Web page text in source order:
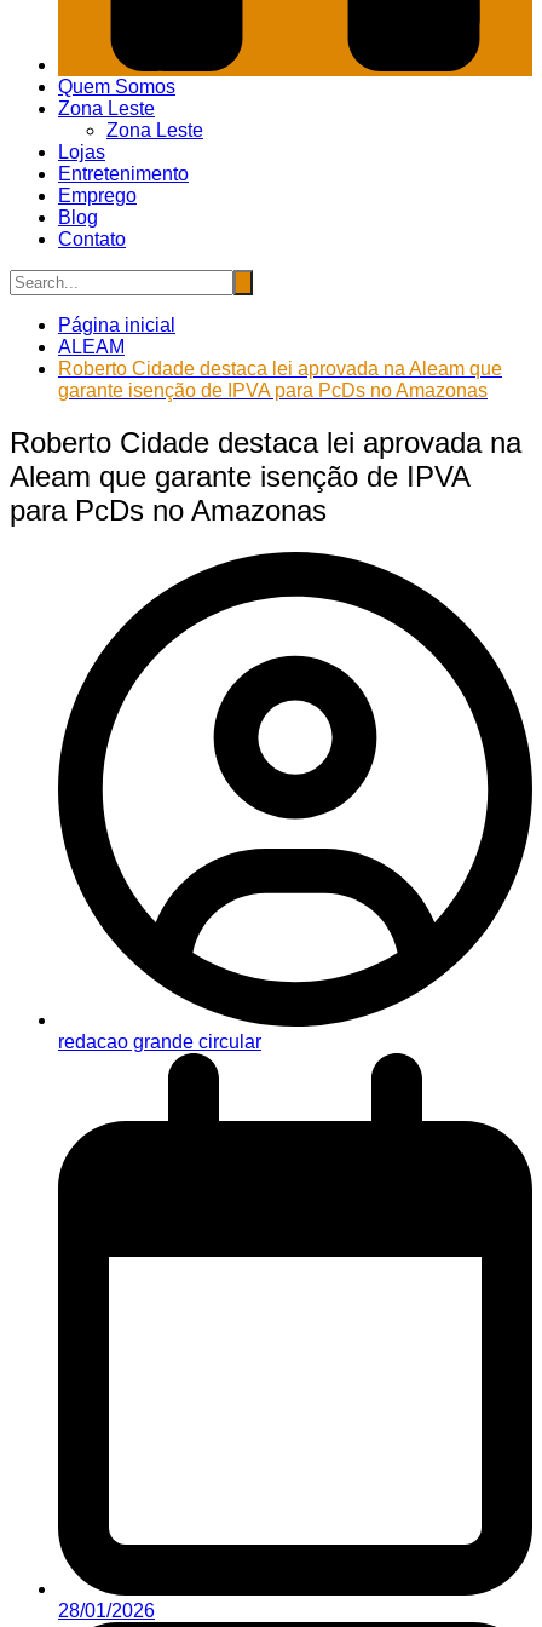
Quem Somos
Zona Leste
Zona Leste
Lojas
Entretenimento
Emprego
Blog
Contato
Página inicial
ALEAM
Roberto Cidade destaca lei aprovada na Aleam que
garante isenção de IPVA para PcDs no Amazonas
Roberto Cidade destaca lei aprovada na
Aleam que garante isenção de IPVA
para PcDs no Amazonas
redacao grande circular
28/01/2026